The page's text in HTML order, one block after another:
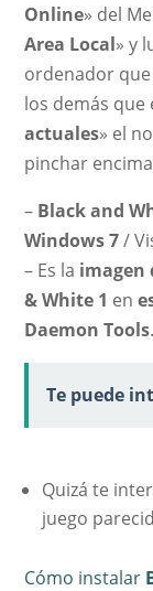
Online» del
Area Local» y
ordenador
los demás que
actuales» el
pinchar
– Black and
Windows 7/
– Es la imagen
& White 1 en
Daemon Tools.
Te puede
Quizá te
juego
Cómo instalar